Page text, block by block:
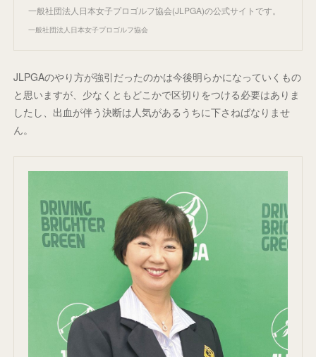
一般社団法人日本女子プロゴルフ協会(JLPGA)の公式サイトです。
一般社団法人日本女子プロゴルフ協会
JLPGAのやり方が強引だったのかは今後明らかになっていくもの
と思いますが、少なくともどこかで区切りをつける必要はありま
したし、出血が伴う決断は人気があるうちに下さねばなりませ
ん。